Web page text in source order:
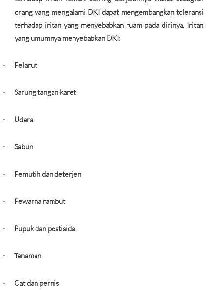
orang yang mengalami DKI dapat mengembangkan toleransi
terhadap iritan yang menyebabkan ruam pada dirinya. Iritan
yang umumnya menyebabkan DKI:
· Pelarut
· Sarung tangan karet
· Udara
· Sabun
· Pemutih dan deterjen
· Pewarna rambut
· Pupuk dan pestisida
· Tanaman
· Cat dan pernis